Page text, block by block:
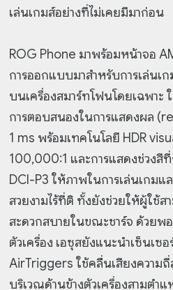
เล่นเกมส์อย่างที่ไม่เคยมีมาก่อน
ROG Phone มาพร้อมหน้าจอ
การออกแบบมาสำหรับการเล่นเ
บนเครื่องสมาร์ทโฟนโดยเฉพาะ
การตอบสนองในการแสดงผล
1 ms พร้อมเทคโนโลยี HDR
100,000:1 และการแสดงช่วงสี
DCI-P3 ให้ภาพในการเล่นเกม
สวยงามไร้ที่ติ ทั้งยังช่วยให้ผู้ใช้ส
สะดวกสบายในขณะชาร์จ ด้วยพ
ตัวเครื่อง เอซุสยังแนะนำเซ็นเ
AirTriggers ใช้คลื่นเสียงความ
บริเวณด้านข้างตัวเครื่องสามตำ